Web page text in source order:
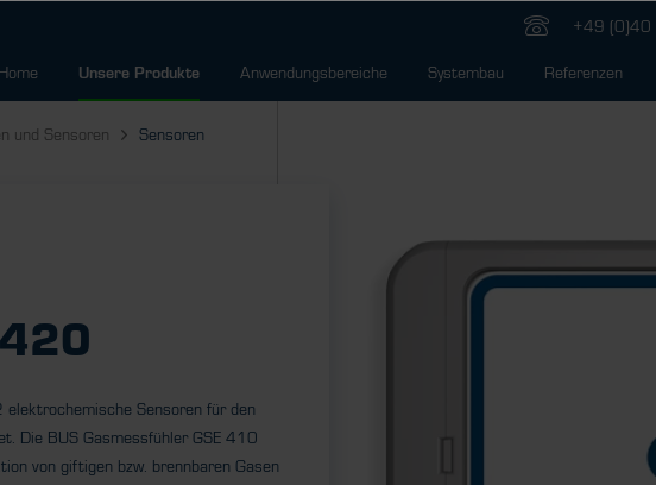
+49 (0)40
Home Unsere Produkte Anwendungsbereiche Systembau Referenzen
und Sensoren Sensoren
Sensoren für den
Die BUS Gasmessfühler GSE 410
von giftigen bzw. brennbaren Gasen